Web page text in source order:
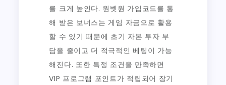
를 크게 높인다. 원벳원 가입코드를 통
해 받은 보너스는 게임 자금으로 활용
할 수 있기 때문에 초기 자본 투자 부
담을 줄이고 더 적극적인 베팅이 가능
해진다. 또한 특정 조건을 만족하면
VIP 프로그램 포인트가 적립되어 장기